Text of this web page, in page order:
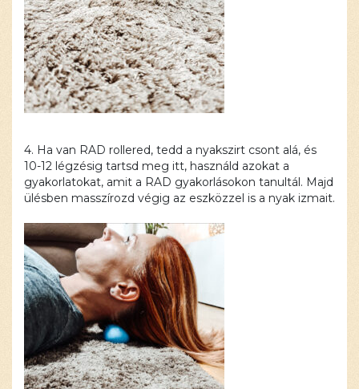
4. Ha van RAD rollered, tedd a nyakszirt csont alá, és
10-12 légzésig tartsd meg itt, használd azokat a
gyakorlatokat, amit a RAD gyakorlásokon tanultál. Majd
ülésben masszírozd végig az eszközzel is a nyak izmait.